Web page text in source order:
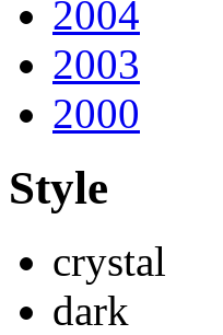
2004
2003
2000
Style
crystal
dark